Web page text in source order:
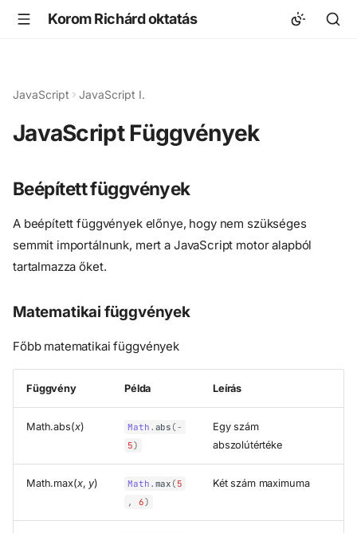
Korom Richárd oktatás
JavaScript JavaScript I.
JavaScript Függvények
Beépített függvények
A beépített függvények előnye, hogy nem szükséges
semmit importálnunk, mert a JavaScript motor alapból
tartalmazza őket.
Matematikai függvények
Főbb matematikai függvények
Függvény Példa Leírás
Math.abs(x) Math . abs (-
5)
Egy szám
abszolútértéke
Math.max(x, y) Math . max (5
,
6)
Két szám maximuma